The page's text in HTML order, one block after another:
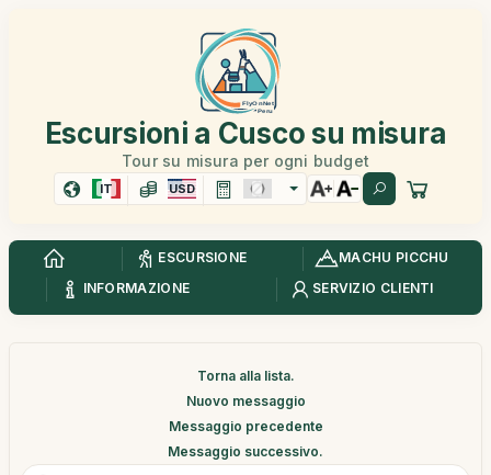
Escursioni a Cusco su misura
Tour su misura per ogni budget
IT USD
ESCURSIONE
MACHU PICCHU
INFORMAZIONE
SERVIZIO CLIENTI
Torna alla lista.
Nuovo messaggio
Messaggio precedente
Messaggio successivo.